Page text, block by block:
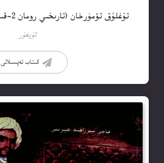
تۇغلۇق تۆمۈرخان (تارىخىي رومان 2-قىسىم) – ئابدۇۋەلى ئەلى
ئۇيغۇر
كىتاب تەپسىلاتى